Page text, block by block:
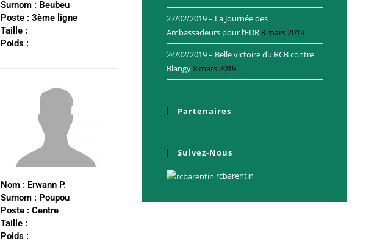
Surnom : Beubeu
Poste : 3ème ligne
Taille :
Poids :
Nom : Erwann P.
Surnom : Poupou
Poste : Centre
Taille :
Poids :
27/02/2019 – La Journée des
Ambassadeurs pour l’EDR8 mars 2019
24/02/2019 – Belle victoire du RCB contre
Blangy8 mars 2019
Partenaires
Suivez-Nous
rcbarentin